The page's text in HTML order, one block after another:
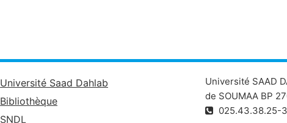
Université Saad Dahlab
Bibliothèque
SNDL
Université SAAD
de SOUMAA BP
025.43.38.25-